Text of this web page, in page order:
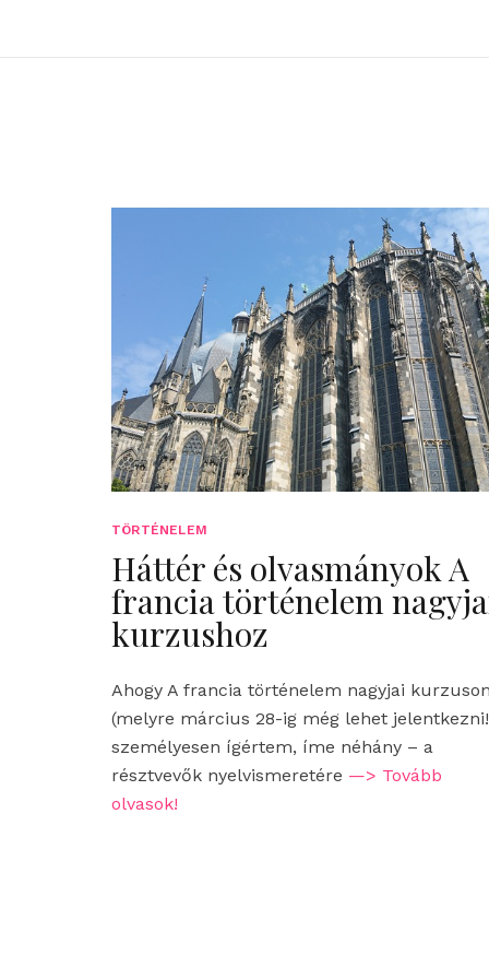
TÖRTÉNELEM
Háttér és olvasmányok A
francia történelem
kurzushoz
Ahogy A francia történelem nagyjai kurzuson
(melyre március 28-ig még lehet
személyesen ígértem, íme néhány – a
résztvevők nyelvismeretére —> Tovább
olvasok!